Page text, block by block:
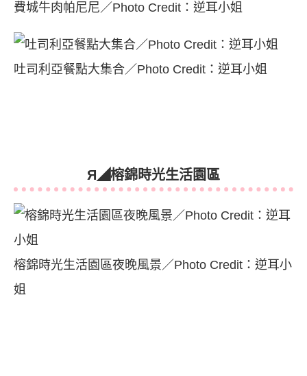
費城牛肉帕尼尼／Photo Credit：逆耳小姐
吐司利亞餐點大集合／Photo Credit：逆耳小姐
Я◢ 榕錦時光生活園區
榕錦時光生活園區夜晚風景／Photo Credit：逆耳小
姐